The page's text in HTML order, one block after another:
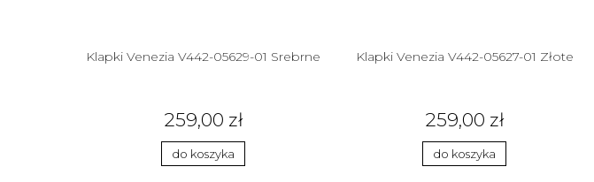
Klapki Venezia V442-05629-01 Srebrne
259,00 zł
do koszyka
Klapki Venezia V442-05627-01 Złote
259,00 zł
do koszyka